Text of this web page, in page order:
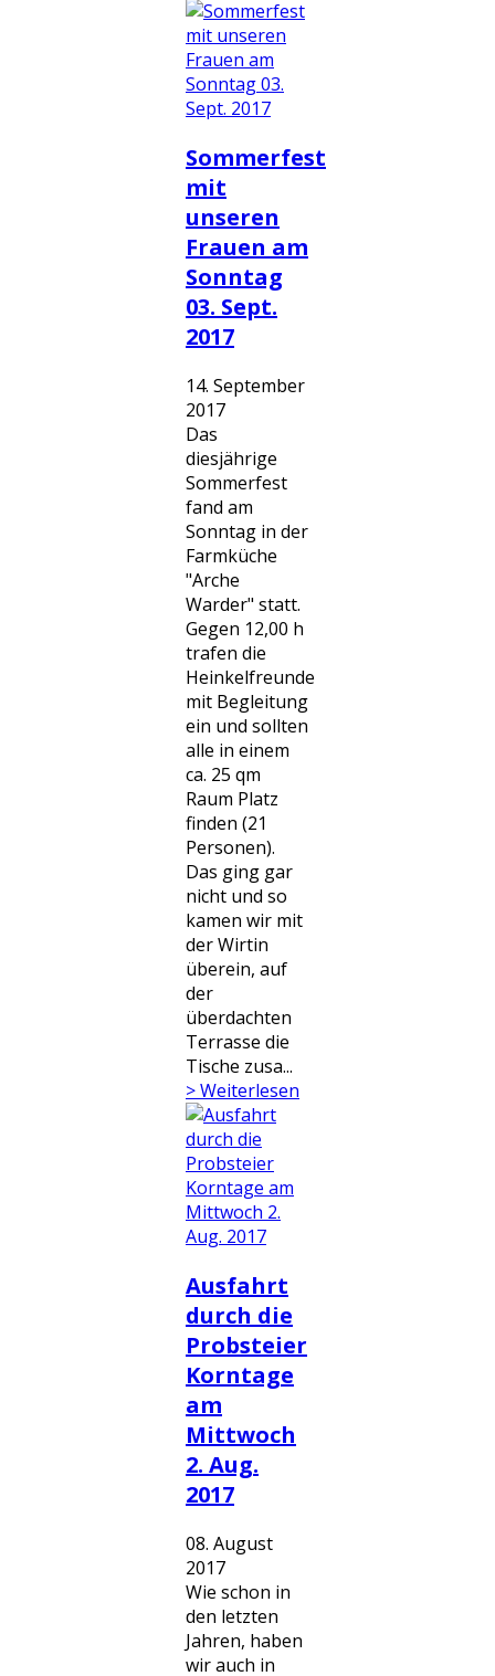
Sommerfest
mit
unseren
Frauen am
Sonntag
03. Sept.
2017
14. September
2017
Das
diesjährige
Sommerfest
fand am
Sonntag in der
Farmküche
"Arche
Warder" statt.
Gegen 12,00 h
trafen die
Heinkelfreunde
mit Begleitung
ein und sollten
alle in einem
ca. 25 qm
Raum Platz
finden (21
Personen).
Das ging gar
nicht und so
kamen wir mit
der Wirtin
überein, auf
der
überdachten
Terrasse die
Tische zusa...
> Weiterlesen
Ausfahrt
durch die
Probsteier
Korntage
am
Mittwoch
2. Aug.
2017
08. August
2017
Wie schon in
den letzten
Jahren, haben
wir auch in